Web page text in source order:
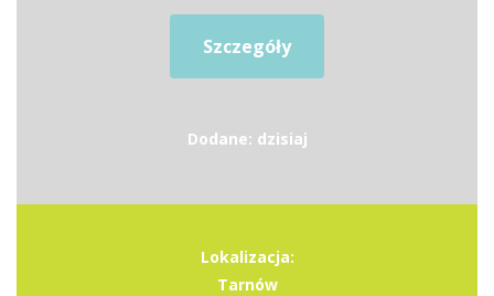
Szczegóły
Dodane: dzisiaj
Lokalizacja:
Tarnów